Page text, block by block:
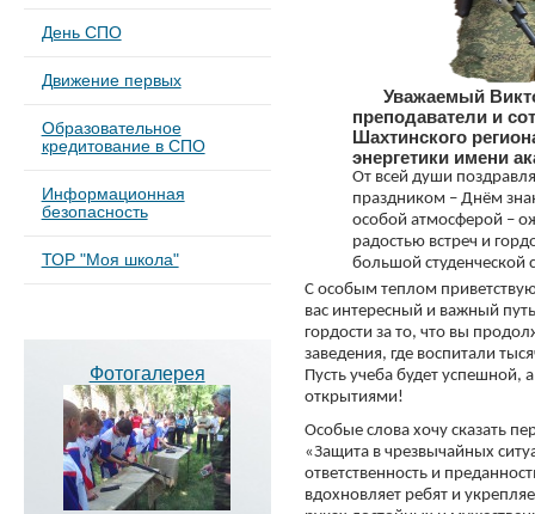
День СПО
Движение первых
Образовательное
кредитование в СПО
Информационная
безопасность
ТОР "Моя школа"
Фотогалерея
Уважаемый
преподаватели и
Шахтинского
энергетики имени
От всей души
праздником – Днём
особой атмосферой –
радостью встреч и
большой студенческой
С особым теплом
вас интересный и важный
гордости за то, что вы
заведения, где воспитали
Пусть учеба будет успешной,
открытиями!
Особые слова хочу сказать
«Защита в чрезвычайных
ответственность и
вдохновляет ребят и